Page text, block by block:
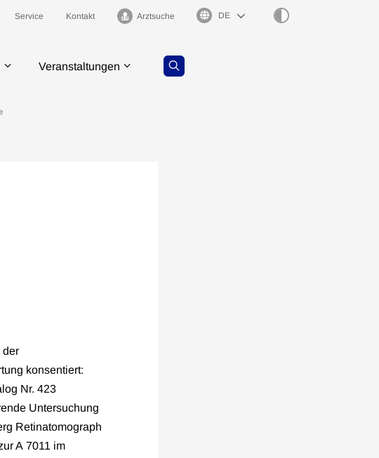
Service Kontakt Arztsuche Sprachauswahl
Veranstaltungen
der
konsentiert:
Nr. 423
Untersuchung
Retinatomograph
A 7011 im